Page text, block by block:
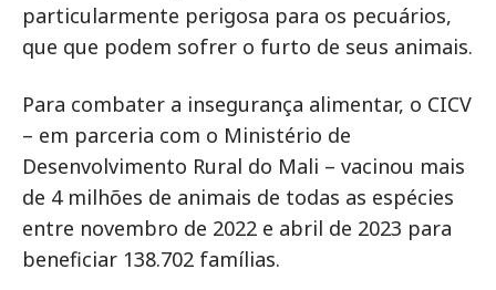
particularmente perigosa para os pecuários,
que que podem sofrer o furto de seus animais.
Para combater a insegurança alimentar, o CICV
– em parceria com o Ministério de
Desenvolvimento Rural do Mali – vacinou mais
de 4 milhões de animais de todas as espécies
entre novembro de 2022 e abril de 2023 para
beneficiar 138.702 famílias.